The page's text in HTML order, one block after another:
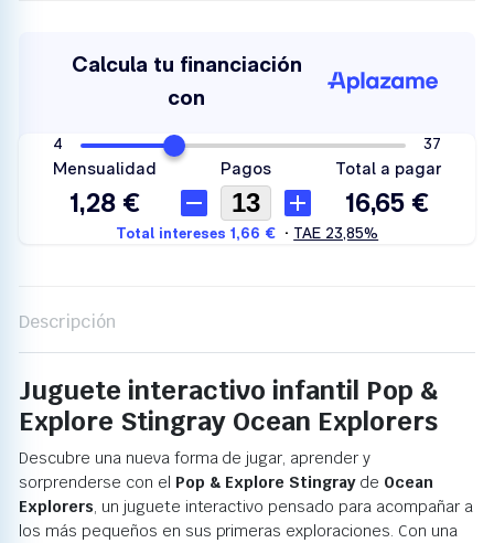
Descripción
Juguete interactivo infantil Pop &
Explore Stingray Ocean Explorers
Descubre una nueva forma de jugar, aprender y
sorprenderse con el Pop & Explore Stingrayde Ocean
Explorers, un juguete interactivo pensado para acompañar a
los más pequeños en sus primeras exploraciones. Con una